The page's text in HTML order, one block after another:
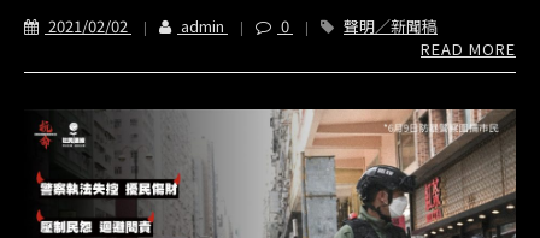
2021/02/02 admin 0
聲明／新聞稿
READ MORE